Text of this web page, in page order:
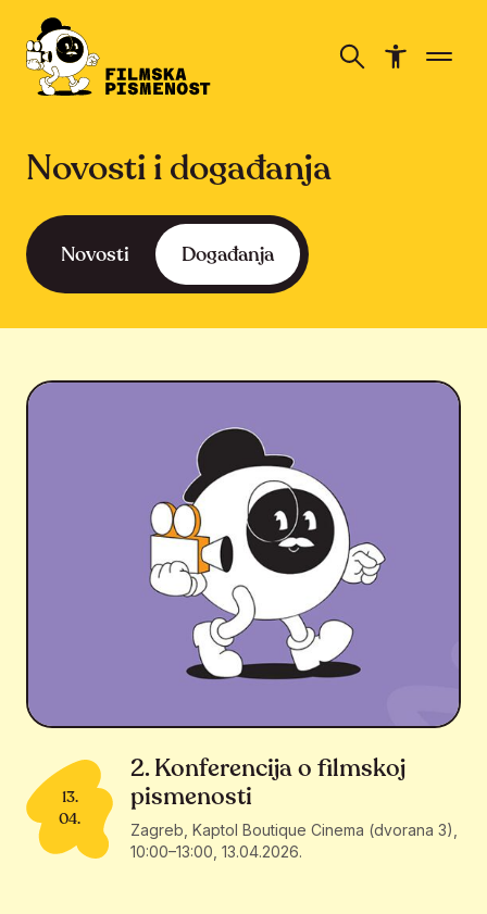
Novosti i događanja
Novosti Događanja
13.
04.
2. Konferencija o filmskoj
pismenosti
Zagreb, Kaptol Boutique Cinema (dvorana 3),
10:00–13:00 13.04.2026.